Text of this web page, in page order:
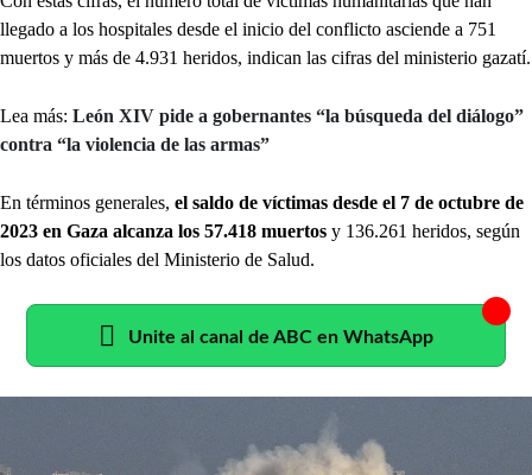
llegado a los hospitales desde el inicio del conflicto asciende a 751
muertos y más de 4.931 heridos, indican las cifras del ministerio gazatí.
Lea más: León XIV pide a gobernantes “la búsqueda del diálogo”
contra “la violencia de las armas”
En términos generales, el saldo de víctimas desde el 7 de octubre de
2023 en Gaza alcanza los 57.418 muertos y 136.261 heridos, según
los datos oficiales del Ministerio de Salud.
Unite al canal de ABC en WhatsApp